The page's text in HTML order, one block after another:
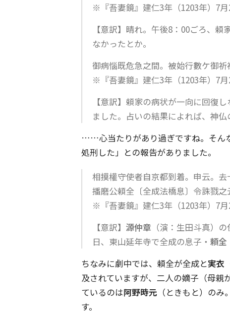
※『吾妻鏡』建仁3年（1203年）7
【意訳】晴れ。午後8：00ごろ、
なかったとか。
御病惱既危急之間。被始行數ケ御祈
※『吾妻鏡』建仁3年（1203年）7
【意訳】頼家の病状が一向に回復
ました。占いの結果によれば、神仏
……心当たりがあり過ぎですね。そん
処刑した」との報告がありました。
相摸權守使者自京都到着。申云。
播磨公頼全〔全成法橋息〕令誅戮之
※『吾妻鏡』建仁3年（1203年）7
【意訳】 源仲章 （演：生田斗真）
日、東山延年寺で全成の息子・ 頼全
ちなみに劇中では、頼全が全成と実衣
及されていますが、二人の嫡子（母
ているのは阿野時元 （ときもと）の
す。